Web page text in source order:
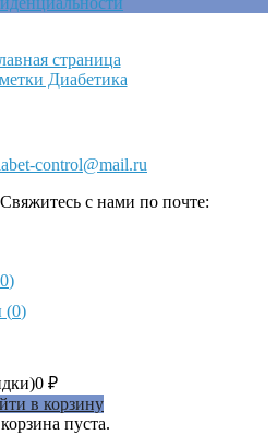
страница
Диабетика
control@mail.ru
Свяжитесь с нами по почте:
0)
(0)
0 ₽
в корзину
пуста.